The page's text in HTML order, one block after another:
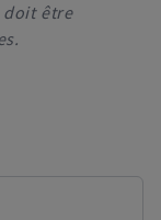
doit être